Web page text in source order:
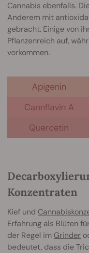
Cannabis ebenfalls.
Anderem mit
gebracht. Einige von
Pflanzenreich auf,
vorkommen.
Apigenin
Cannflavin A
Quercetin
Konzentraten
Kief und
Erfahrung als Blüten
der Regel im Grinder
bedeutet, dass die